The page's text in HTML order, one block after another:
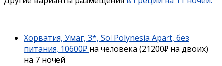
Хорватия, Умаг, 3*, Sol Polynesia Apart, без
питания, 10600₽ на человека (21200₽ на двоих)
на 7 ночей